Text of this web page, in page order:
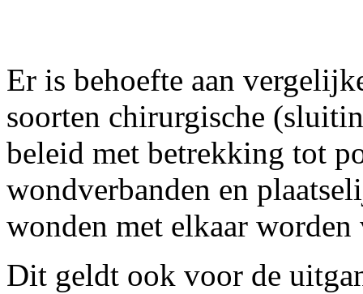
Er is behoefte aan
soorten chirurgische
beleid met betrekking tot
wondverbanden en
wonden met elkaar worden
Dit geldt ook voor de